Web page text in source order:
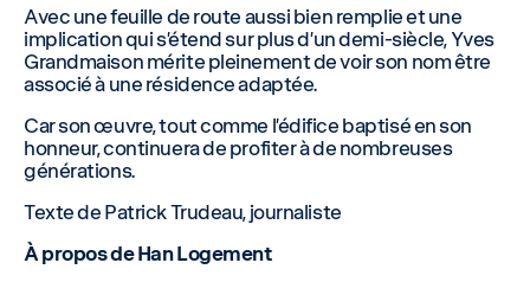
Avec une feuille de route aussi bien remplie et une
implication qui s’étend sur plus d’un demi-siècle, Yves
Grandmaison mérite pleinement de voir son nom être
associé à une résidence adaptée.
Car son œuvre, tout comme l’édifice baptisé en son
honneur, continuera de profiter à de nombreuses
générations.
Texte de Patrick Trudeau, journaliste
À propos de Han Logement